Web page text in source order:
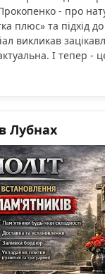
- про
плюс» та підхід
викликав
І тепер -
Лубнах